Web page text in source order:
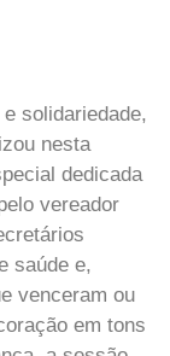
solidariedade,
nesta
dedicada
vereador
saúde e,
venceram ou
em tons